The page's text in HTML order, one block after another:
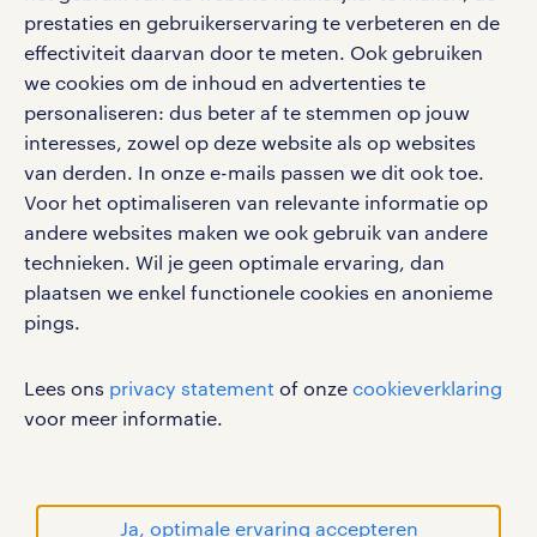
prestaties en gebruikerservaring te verbeteren en de
effectiviteit daarvan door te meten. Ook gebruiken
we cookies om de inhoud en advertenties te
personaliseren: dus beter af te stemmen op jouw
interesses, zowel op deze website als op websites
van derden. In onze e-mails passen we dit ook toe.
Voor het optimaliseren van relevante informatie op
andere websites maken we ook gebruik van andere
technieken. Wil je geen optimale ervaring, dan
plaatsen we enkel functionele cookies en anonieme
pings.
Lees ons privacy statement of onze cookieverklaring
voor meer informatie.
Ja, optimale ervaring accepteren
bruto-netto calculator
klachten en misstanden
apple app store
google play store
social media
Volg ons voor de leukste content omtrent
vacatures, solliciteren en inspiratie.
werken bij randstad